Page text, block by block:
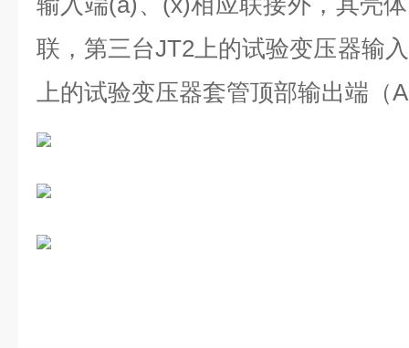
联，第三台JT2上的试验变压器输
上的试验变压器套管顶部输出端（A